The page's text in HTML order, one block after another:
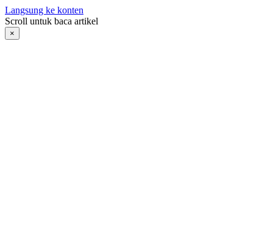
Langsung ke konten
Scroll untuk baca artikel
×